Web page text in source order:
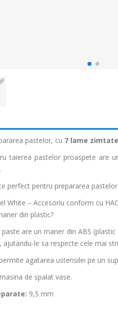
pastelor, cu 7 lame zimtate
taierea pastelor proaspete are
perfect pentru prepararea
White – Accesoriu conform cu
din plastic?
are un maner din ABS
le sa respecte cele mai
agatarea ustensilei pe un
de spalat vase.
9,5 mm